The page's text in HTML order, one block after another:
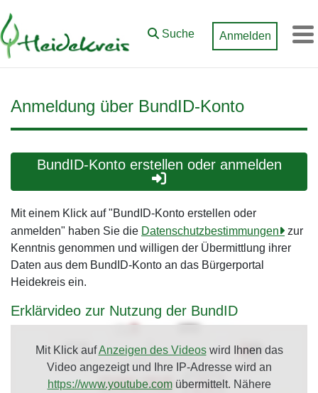
Zum Hauptinhalt springen
Suche Anmelden
Anmeldung über BundID-Konto
BundID-Konto erstellen oder anmelden
Mit einem Klick auf "BundID-Konto erstellen oder
anmelden" haben Sie die Datenschutzbestimmungen
zur
Kenntnis genommen und willigen der Übermittlung ihrer
Daten aus dem BundID-Konto an das Bürgerportal
Heidekreis ein.
Erklärvideo zur Nutzung der BundID
Mit Klick aufAnzeigen des Videoswird Ihnen das
Video angezeigt und Ihre IP-Adresse wird an
https://www.youtube.comübermittelt. Nähere